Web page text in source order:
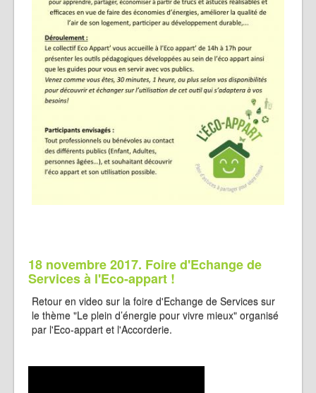
18 novembre 2017. Foire d'Echange de
Services à l'Eco-appart !
Retour en video sur la foire d'Echange de Services sur
le thème "Le plein d’énergie pour vivre mieux" organisé
par l'Eco-appart et l'Accorderie.